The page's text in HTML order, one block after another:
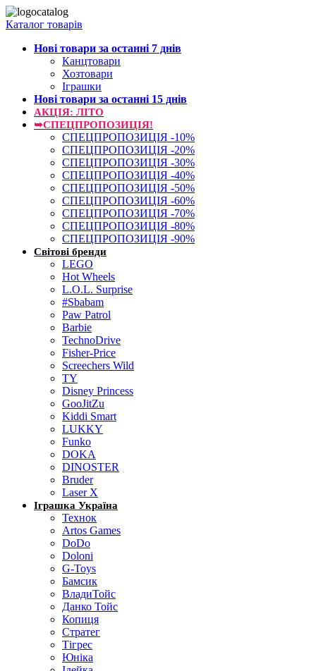
Каталог товарів
Нові товари за останнi 7 днiв
Канцтовари
Хозтовари
Іграшки
Нові товари за останнi 15 днiв
АКЦІЯ: ЛІТО
➥СПЕЦПРОПОЗИЦІЯ!
СПЕЦПРОПОЗИЦІЯ -10%
СПЕЦПРОПОЗИЦІЯ -20%
СПЕЦПРОПОЗИЦІЯ -30%
СПЕЦПРОПОЗИЦІЯ -40%
СПЕЦПРОПОЗИЦІЯ -50%
СПЕЦПРОПОЗИЦІЯ -60%
СПЕЦПРОПОЗИЦІЯ -70%
СПЕЦПРОПОЗИЦІЯ -80%
СПЕЦПРОПОЗИЦІЯ -90%
Світові бренди
LEGO
Hot Wheels
L.O.L. Surprise
#Sbabam
Paw Patrol
Barbie
TechnoDrive
Fisher-Price
Screechers Wild
TY
Disney Princess
GooJitZu
Kiddi Smart
LUKKY
Funko
DOKA
DINOSTER
Bruder
Laser X
Іграшка Україна
Технок
Artos Games
DoDo
Doloni
G-Toys
Бамсик
ВладиТойс
Данко Тойс
Копиця
Стратег
Тігрес
Юніка